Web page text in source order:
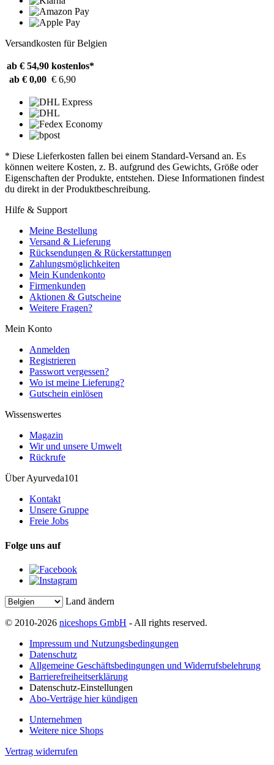
Versandkosten für Belgien
ab € 54,90 kostenlos*
ab € 0,00 € 6,90
* Diese Lieferkosten fallen bei einem Standard-Versand an. Es
können weitere Kosten, z. B. aufgrund des Gewichts, Größe oder
Eigenschaften der Produkte, entstehen. Diese Informationen findest
du direkt in der Produktbeschreibung.
Hilfe & Support
Meine Bestellung
Versand & Lieferung
Rücksendungen & Rückerstattungen
Zahlungsmöglichkeiten
Mein Kundenkonto
Firmenkunden
Aktionen & Gutscheine
Weitere Fragen?
Mein Konto
Anmelden
Registrieren
Passwort vergessen?
Wo ist meine Lieferung?
Gutschein einlösen
Wissenswertes
Magazin
Wir und unsere Umwelt
Rückrufe
Über Ayurveda101
Kontakt
Unsere Gruppe
Freie Jobs
Folge uns auf
Land ändern
© 2010-2026 niceshops GmbH - All rights reserved.
Impressum und Nutzungsbedingungen
Datenschutz
Allgemeine Geschäftsbedingungen und Widerrufsbelehrung
Barrierefreiheitserklärung
Datenschutz-Einstellungen
Abo-Verträge hier kündigen
Unternehmen
Weitere nice Shops
Vertrag widerrufen